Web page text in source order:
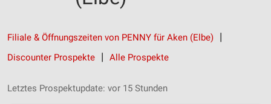
Filiale & Öffnungszeiten von PENNY für Aken (Elbe)
Discounter Prospekte
Alle Prospekte
Letztes Prospektupdate: vor 15 Stunden